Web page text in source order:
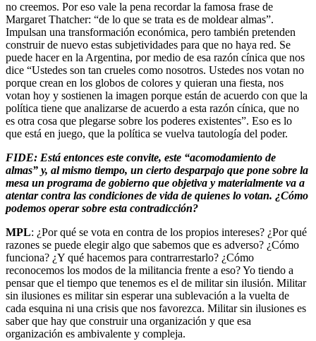
no creemos. Por eso vale la pena recordar la famosa frase de
Margaret Thatcher: “de lo que se trata es de moldear almas”.
Impulsan una transformación económica, pero también pretenden
construir de nuevo estas subjetividades para que no haya red. Se
puede hacer en la Argentina, por medio de esa razón cínica que nos
dice “Ustedes son tan crueles como nosotros. Ustedes nos votan no
porque crean en los globos de colores y quieran una fiesta, nos
votan hoy y sostienen la imagen porque están de acuerdo con que la
política tiene que analizarse de acuerdo a esta razón cínica, que no
es otra cosa que plegarse sobre los poderes existentes”. Eso es lo
que está en juego, que la política se vuelva tautología del poder.
FIDE: Está entonces este convite, este “acomodamiento de
almas” y, al mismo tiempo, un cierto desparpajo que pone sobre la
mesa un programa de gobierno que objetiva y materialmente va a
atentar contra las condiciones de vida de quienes lo votan. ¿Cómo
podemos operar sobre esta contradicción?
MPL: ¿Por qué se vota en contra de los propios intereses? ¿Por qué
razones se puede elegir algo que sabemos que es adverso? ¿Cómo
funciona? ¿Y qué hacemos para contrarrestarlo? ¿Cómo
reconocemos los modos de la militancia frente a eso? Yo tiendo a
pensar que el tiempo que tenemos es el de militar sin ilusión. Militar
sin ilusiones es militar sin esperar una sublevación a la vuelta de
cada esquina ni una crisis que nos favorezca. Militar sin ilusiones es
saber que hay que construir una organización y que esa
organización es ambivalente y compleja.